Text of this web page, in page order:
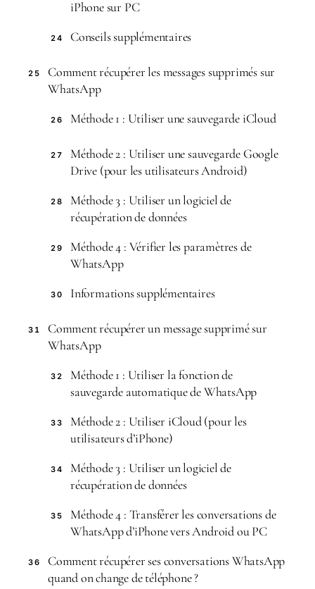
iPhone sur PC
24 Conseils supplémentaires
25
Comment récupérer les messages supprimés sur
WhatsApp
26 Méthode 1 : Utiliser une sauvegarde iCloud
27
Méthode 2 : Utiliser une sauvegarde Google
Drive (pour les utilisateurs Android)
28
Méthode 3 : Utiliser un logiciel de
récupération de données
29
Méthode 4 : Vérifier les paramètres de
WhatsApp
30 Informations supplémentaires
31
Comment récupérer un message supprimé sur
WhatsApp
32
Méthode 1 : Utiliser la fonction de
sauvegarde automatique de WhatsApp
33
Méthode 2 : Utiliser iCloud (pour les
utilisateurs d’iPhone)
34
Méthode 3 : Utiliser un logiciel de
récupération de données
35
Méthode 4 : Transférer les conversations de
WhatsApp d’iPhone vers Android ou PC
36
Comment récupérer ses conversations WhatsApp
quand on change de téléphone ?